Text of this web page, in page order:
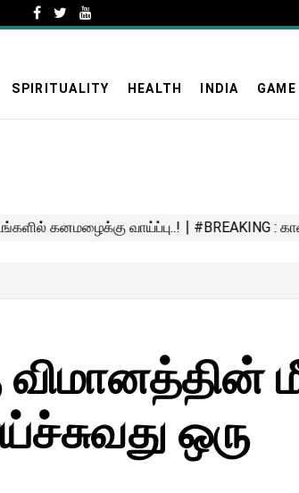
SPIRITUALITY HEALTH INDIA GAME
ஒரு